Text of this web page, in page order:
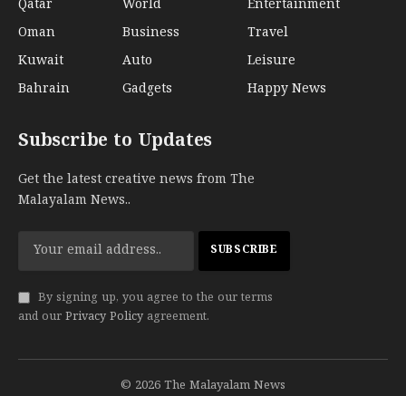
Qatar
Oman
Kuwait
Bahrain
World
Business
Auto
Gadgets
Entertainment
Travel
Leisure
Happy News
Subscribe to Updates
Get the latest creative news from The
Malayalam News..
By signing up, you agree to the our terms
and our Privacy Policy agreement.
© 2026 The Malayalam News